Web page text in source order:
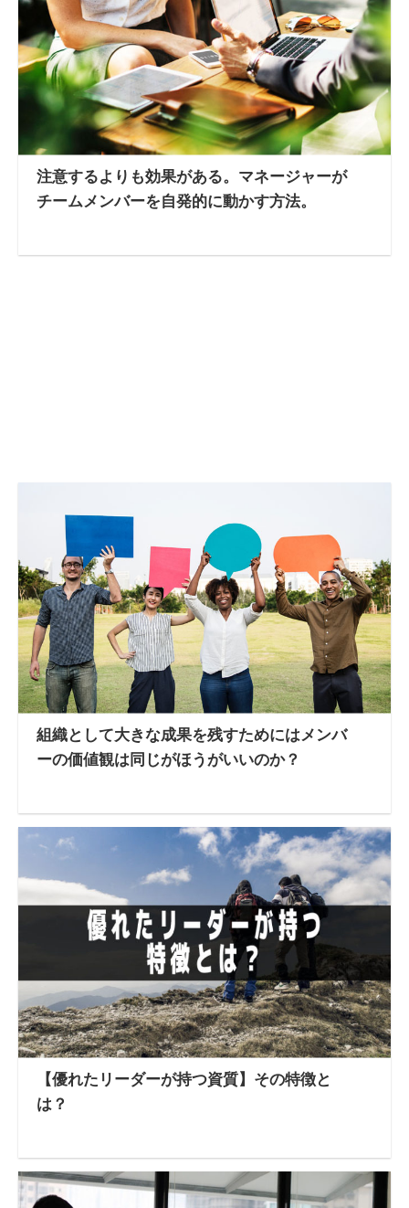
注意するよりも効果がある。マネージャーが
チームメンバーを自発的に動かす方法。
組織として大きな成果を残すためにはメンバ
ーの価値観は同じがほうがいいのか？
【優れたリーダーが持つ資質】その特徴と
は？